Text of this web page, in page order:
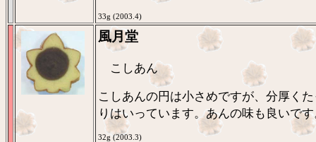
33g (2003.4)
風月堂
こしあん
こしあんの円は小さめですが、分厚く
りはいっています。あんの味も良いで
32g (2003.3)